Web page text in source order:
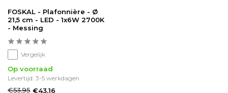
FOSKAL - Plafonnière - Ø
21,5 cm - LED - 1x6W 2700K
- Messing
Vergelijk
Op voorraad
Levertijd: 3-5 werkdagen
€53,95 €43,16